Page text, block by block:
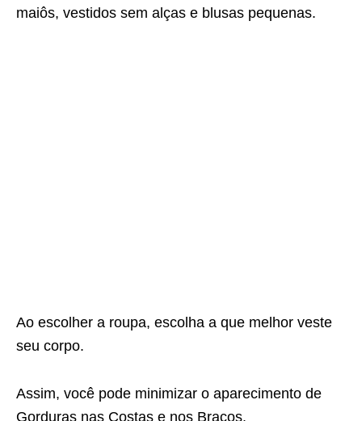
maiôs, vestidos sem alças e blusas pequenas.
Ao escolher a roupa, escolha a que melhor veste
seu corpo.
Assim, você pode minimizar o aparecimento de
Gorduras nas Costas e nos Braços.